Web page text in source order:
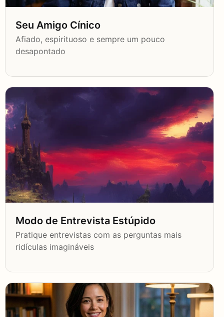
Seu Amigo Cínico
Afiado, espirituoso e sempre um pouco
desapontado
Modo de Entrevista Estúpido
Pratique entrevistas com as perguntas mais
ridículas imagináveis